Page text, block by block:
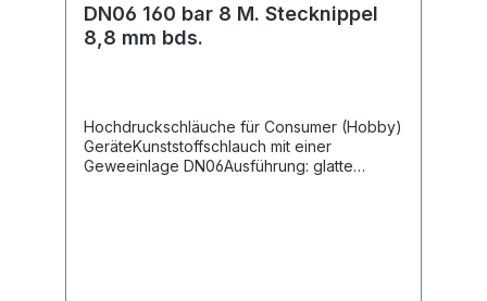
DN06 160 bar 8 M. Stecknippel
8,8 mm bds.
Hochdruckschläuche für Consumer (Hobby)
GeräteKunststoffschlauch mit einer
Geweeinlage DN06Ausführung: glatte